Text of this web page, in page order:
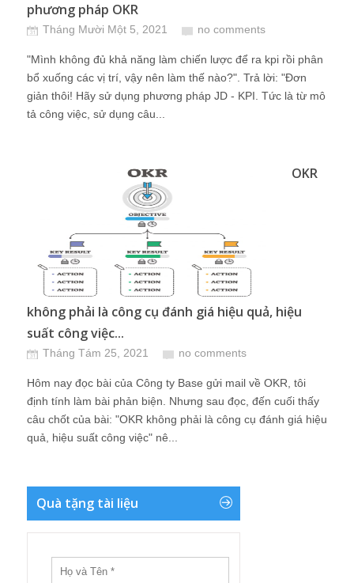
phương pháp OKR
Tháng Mười Một 5, 2021 no comments
"Mình không đủ khả năng làm chiến lược để ra kpi rồi phân
bổ xuống các vị trí, vậy nên làm thế nào?". Trả lời: "Đơn
giản thôi! Hãy sử dụng phương pháp JD - KPI. Tức là từ mô
tả công việc, sử dụng câu...
OKR
không phải là công cụ đánh giá hiệu quả, hiệu
suất công việc...
Tháng Tám 25, 2021 no comments
Hôm nay đọc bài của Công ty Base gửi mail về OKR, tôi
định tính làm bài phản biện. Nhưng sau đọc, đến cuối thấy
câu chốt của bài: "OKR không phải là công cụ đánh giá hiệu
quả, hiệu suất công việc" nê...
Quà tặng tài liệu